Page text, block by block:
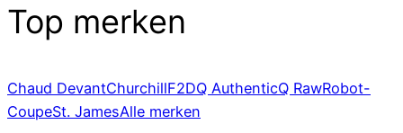
Top merken
Chaud DevantChurchillF2DQ AuthenticQ RawRobot-
CoupeSt. JamesAlle merken